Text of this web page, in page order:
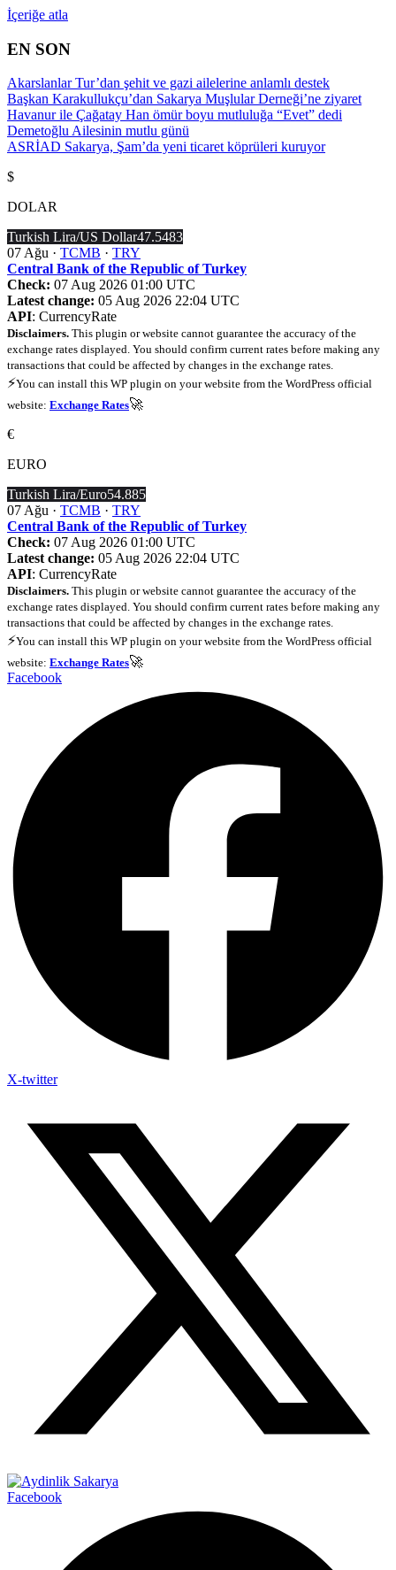
İçeriğe atla
EN SON
Akarslanlar Tur’dan şehit ve gazi ailelerine anlamlı destek
Başkan Karakullukçu’dan Sakarya Muşlular Derneği’ne ziyaret
Havanur ile Çağatay Han ömür boyu mutluluğa “Evet” dedi
Demetoğlu Ailesinin mutlu günü
ASRİAD Sakarya, Şam’da yeni ticaret köprüleri kuruyor
$
DOLAR
Turkish Lira/US Dollar47.5483
07 Ağu · TCMB · TRY
Central Bank of the Republic of Turkey
Check: 07 Aug 2026 01:00 UTC
Latest change: 05 Aug 2026 22:04 UTC
API: CurrencyRate
Disclaimers. This plugin or website cannot guarantee the accuracy of the
exchange rates displayed. You should confirm current rates before making any
transactions that could be affected by changes in the exchange rates.
⚡You can install this WP plugin on your website from the WordPress official
website: Exchange Rates🚀
€
EURO
Turkish Lira/Euro54.885
07 Ağu · TCMB · TRY
Central Bank of the Republic of Turkey
Check: 07 Aug 2026 01:00 UTC
Latest change: 05 Aug 2026 22:04 UTC
API: CurrencyRate
Disclaimers. This plugin or website cannot guarantee the accuracy of the
exchange rates displayed. You should confirm current rates before making any
transactions that could be affected by changes in the exchange rates.
⚡You can install this WP plugin on your website from the WordPress official
website: Exchange Rates🚀
Facebook
X-twitter
Facebook